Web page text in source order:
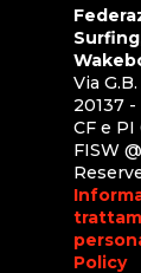
Via
20137
CF e PI
FISW
Policy